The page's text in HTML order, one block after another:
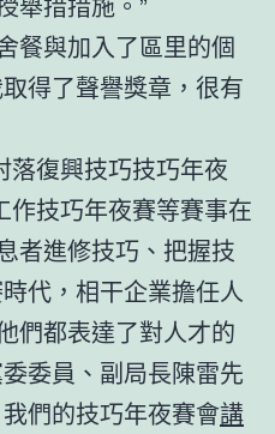
餐與加入了區里的個
得了聲譽獎章，很有
落復興技巧技巧年夜
作技巧年夜賽等賽事在
者進修技巧、把握技
代，相干企業擔任人
們都表達了對人才的
委員、副局長陳雷先
們的技巧年夜賽會講